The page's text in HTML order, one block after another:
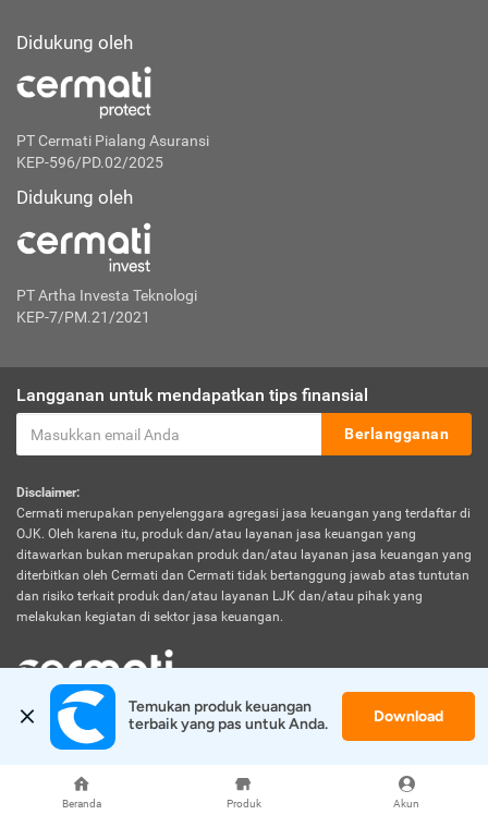
Beranda Produk Akun
Didukung oleh
PT Cermati Pialang Asuransi
KEP-596/PD.02/2025
Didukung oleh
PT Artha Investa Teknologi
KEP-7/PM.21/2021
Langganan untuk mendapatkan tips finansial
Berlangganan
Disclaimer:
Cermati merupakan penyelenggara agregasi jasa keuangan yang terdaftar di
OJK. Oleh karena itu, produk dan/atau layanan jasa keuangan yang
ditawarkan bukan merupakan produk dan/atau layanan jasa keuangan yang
diterbitkan oleh Cermati dan Cermati tidak bertanggung jawab atas tuntutan
dan risiko terkait produk dan/atau layanan LJK dan/atau pihak yang
melakukan kegiatan di sektor jasa keuangan.
© 2026 Cermati. All Rights Reserved.
Temukan produk keuangan
terbaik yang pas untuk Anda.
Download